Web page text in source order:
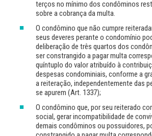
terços no mínimo dos condôminos
sobre a cobrança da multa.
O condômino que não cumpre
seus deveres perante o condomínio
deliberação de três quartos dos
ser constrangido a pagar multa
quíntuplo do valor atribuído à
despesas condominiais, conforme a
a reiteração, independentemente das
se apurem (Art. 1337);
O condômino que, por seu reiterado
social, gerar incompatibilidade de
demais condôminos ou possuidores,